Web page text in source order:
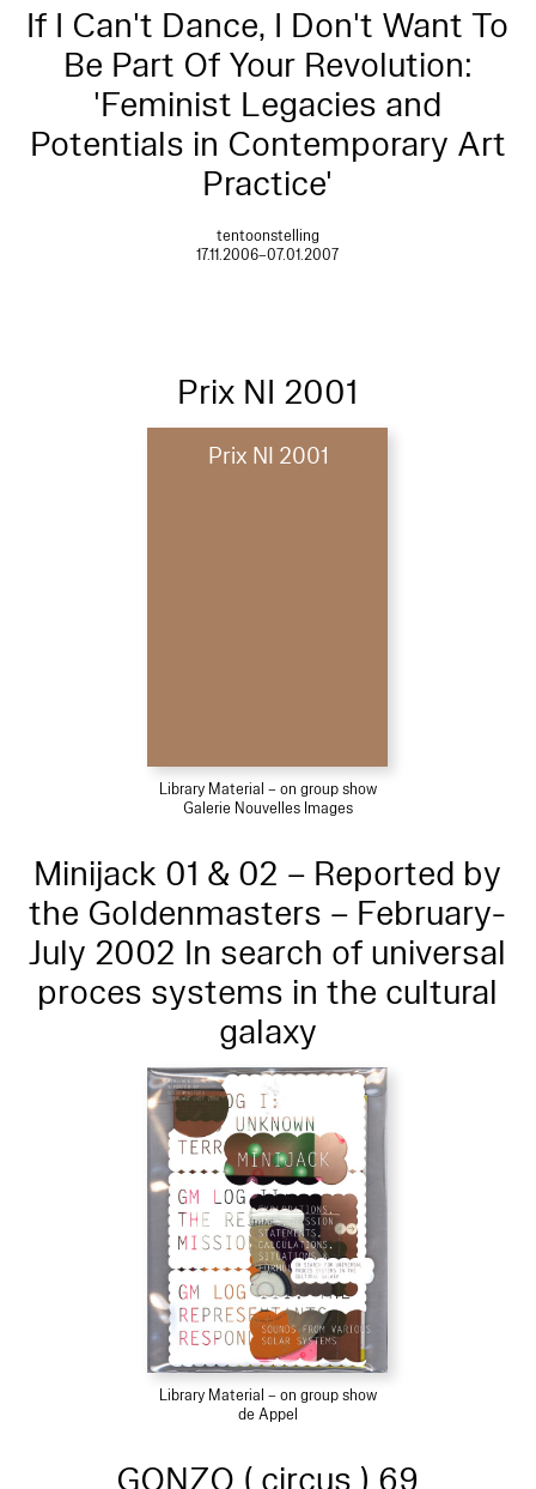
If I Can't Dance, I Don't Want To
Be Part Of Your Revolution:
'Feminist Legacies and
Potentials in Contemporary Art
Practice'
tentoonstelling
17.11.2006–07.01.2007
Prix NI 2001
Prix NI 2001
Library Material – on group show
Galerie Nouvelles Images
Minijack 01 & 02 – Reported by
the Goldenmasters – February-
July 2002 In search of universal
proces systems in the cultural
galaxy
Library Material – on group show
de Appel